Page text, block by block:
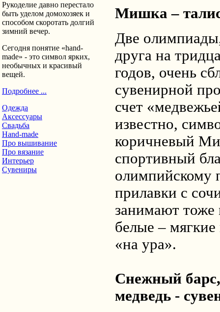
Рукоделие давно перестало
быть уделом домохозяек и
способом скоротать долгий
зимний вечер.
Сегодня понятие «hand-
made» - это символ ярких,
необычных и красивый
вещей.
Подробнее ...
Одежда
Аксессуары
Свадьба
Hand-made
Про вышивание
Про вязание
Интерьер
Сувениры
Мишка –
Две
друга на
годов, очень
сувенирной
счет
известно,
коричневый
спортивный
олимпийскому
прилавки с
занимают тоже
белые –
«на ура».
Снежный
медведь -